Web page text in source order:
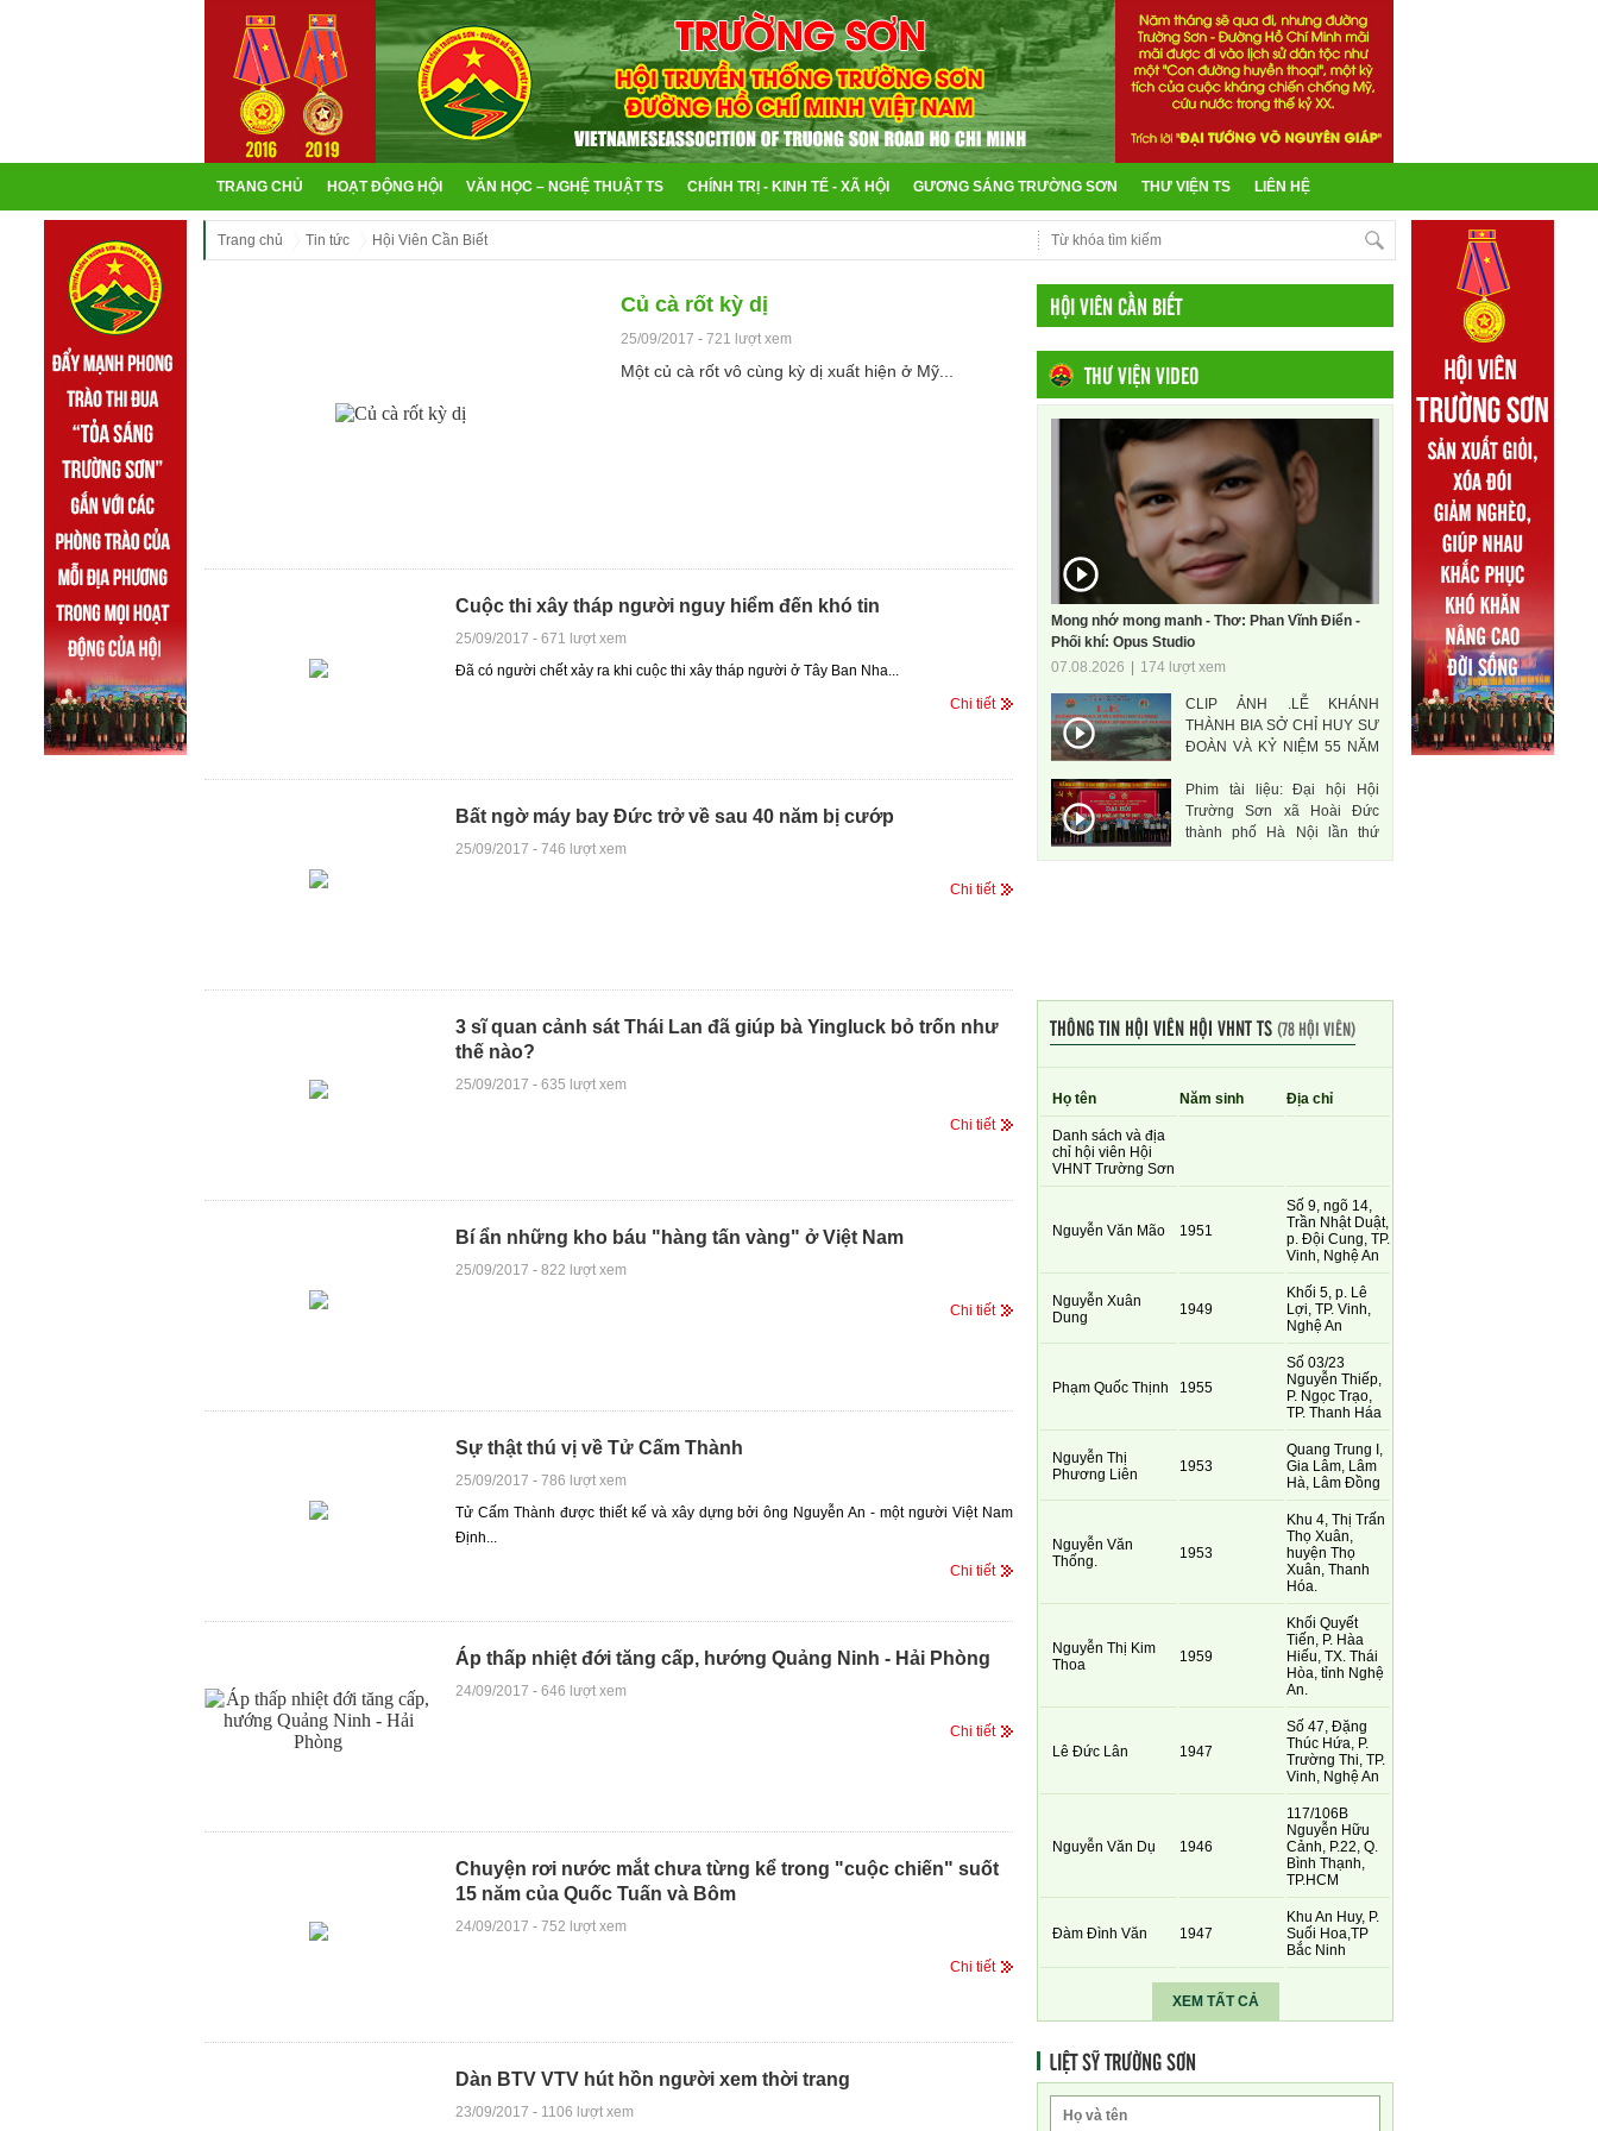
TRANG CHỦ HOẠT ĐỘNG HỘI VĂN HỌC – NGHỆ THUẬT TS CHÍNH TRỊ - KINH TẾ - XÃ HỘI GƯƠNG SÁNG TRƯỜNG SƠN THƯ VIỆN TS LIÊN HỆ
Trang chủ Tin tức Hội Viên Cần Biết
Củ cà rốt kỳ dị
25/09/2017 - 721 lượt xem
Một củ cà rốt vô cùng kỳ dị xuất hiện ở Mỹ...
Cuộc thi xây tháp người nguy hiểm đến khó tin
25/09/2017 - 671 lượt xem
Đã có người chết xảy ra khi cuộc thi xây tháp người ở Tây Ban Nha...
Chi tiết
Bất ngờ máy bay Đức trở về sau 40 năm bị cướp
25/09/2017 - 746 lượt xem
Chi tiết
3 sĩ quan cảnh sát Thái Lan đã giúp bà Yingluck bỏ trốn như
thế nào?
25/09/2017 - 635 lượt xem
Chi tiết
Bí ẩn những kho báu "hàng tấn vàng" ở Việt Nam
25/09/2017 - 822 lượt xem
Chi tiết
Sự thật thú vị về Tử Cấm Thành
25/09/2017 - 786 lượt xem
Tử Cấm Thành được thiết kế và xây dựng bởi ông Nguyễn An - một người Việt Nam
Định...
Chi tiết
Áp thấp nhiệt đới tăng cấp, hướng Quảng Ninh - Hải Phòng
24/09/2017 - 646 lượt xem
Chi tiết
Chuyện rơi nước mắt chưa từng kể trong "cuộc chiến" suốt
15 năm của Quốc Tuấn và Bôm
24/09/2017 - 752 lượt xem
Chi tiết
Dàn BTV VTV hút hồn người xem thời trang
23/09/2017 - 1106 lượt xem
HỘI VIÊN CẦN BIẾT
THƯ VIỆN VIDEO
Mong nhớ mong manh - Thơ: Phan Vĩnh Điển -
Phối khí: Opus Studio
07.08.2026
174 lượt xem
CLIP ẢNH .LỄ KHÁNH
THÀNH BIA SỞ CHỈ HUY SƯ
ĐOÀN VÀ KỶ NIỆM 55 NĂM
ANH HÙNG
Phim tài liệu: Đại hội Hội
Trường Sơn xã Hoài Đức
thành phố Hà Nội lần thứ
THÔNG TIN HỘI VIÊN HỘI VHNT TS(78 HỘI VIÊN)
Họ tên Năm sinh Địa chỉ
Danh sách và địa
chỉ hội viên Hội
VHNT Trường Sơn
Nguyễn Văn Mão 1951
Số 9, ngõ 14,
Trần Nhật Duật,
p. Đội Cung, TP.
Vinh, Nghệ An
Nguyễn Xuân
Dung
1949
Khối 5, p. Lê
Lợi, TP. Vinh,
Nghệ An
Phạm Quốc Thịnh 1955
Số 03/23
Nguyễn Thiếp,
P. Ngọc Trạo,
TP. Thanh Háa
Nguyễn Thị
Phương Liên
1953
Quang Trung I,
Gia Lâm, Lâm
Hà, Lâm Đồng
Nguyễn Văn
Thống.
1953
Khu 4, Thị Trấn
Thọ Xuân,
huyện Thọ
Xuân, Thanh
Hóa.
Nguyễn Thị Kim
Thoa
1959
Khối Quyết
Tiến, P. Hàa
Hiếu, TX. Thái
Hòa, tỉnh Nghệ
An.
Lê Đức Lân 1947
Số 47, Đặng
Thúc Hứa, P.
Trường Thi, TP.
Vinh, Nghệ An
Nguyễn Văn Dụ 1946
117/106B
Nguyễn Hữu
Cảnh, P.22, Q.
Bình Thạnh,
TP.HCM
Đàm Đình Văn 1947
Khu An Huy, P.
Suối Hoa,TP
Bắc Ninh
XEM TẤT CẢ
LIỆT SỸ TRƯỜNG SƠN